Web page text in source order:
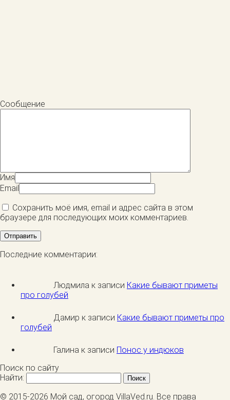
Сообщение
Имя
Email
Сохранить моё имя, email и адрес сайта в этом
браузере для последующих моих комментариев.
Последние комментарии:
Людмила к записи Какие бывают приметы
про голубей
Дамир к записи Какие бывают приметы про
голубей
Галина к записи Понос у индюков
Поиск по сайту
Найти:
© 2015-2026 Мой сад, огород VillaVed.ru. Все права